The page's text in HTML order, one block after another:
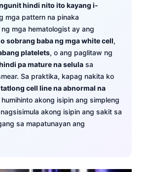
hindi nito ito kayang i-
mga pattern na pinaka
mga hematologist ay ang
sobrang baba ng mga white cell,
platelets, o ang paglitaw ng
pa mature na selula sa
Sa praktika, kapag nakita ko
cell line na abnormal na
humihinto akong isipin ang simpleng
akong isipin ang sakit sa
sa mapatunayan ang